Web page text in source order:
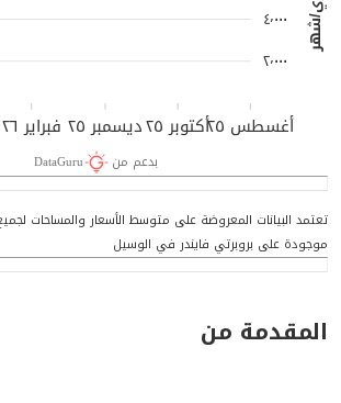
أغسطس ٢٥ أكتوبر ٢٥ ديسمبر ٢٥ فبراير ٢٦
٢٬٠٠٠
٤٬٠٠٠
بدعم من DataGuru
تعتمد البيانات المعروضة على متوسط الأسعار والمساحات
موجودة على بروبرتي فايندر في الوسيل
المقدمة من